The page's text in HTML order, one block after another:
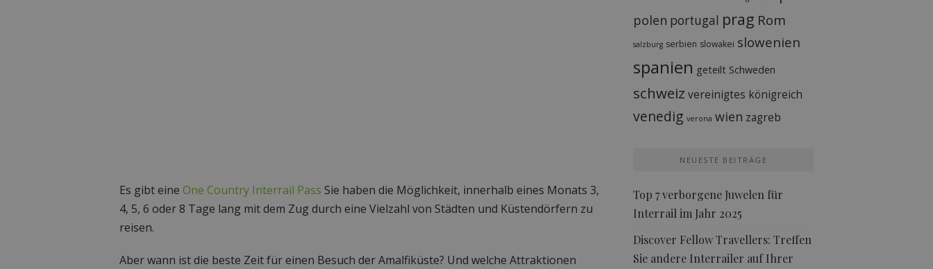
Es gibt eine One Country Interrail Pass Sie haben die Möglichkeit, innerhalb eines Monats 3,
4, 5, 6 oder 8 Tage lang mit dem Zug durch eine Vielzahl von Städten und Küstendörfern zu
reisen.
Aber wann ist die beste Zeit für einen Besuch der Amalfiküste? Und welche Attraktionen
polen portugal prag Rom
salzburg serbien slowakei slowenien
spanien geteilt Schweden
schweiz vereinigtes königreich
venedig verona wien zagreb
NEUESTE BEITRÄGE
Top 7 verborgene Juwelen für
Interrail im Jahr 2025
Discover Fellow Travellers: Treffen
Sie andere Interrailer auf Ihrer